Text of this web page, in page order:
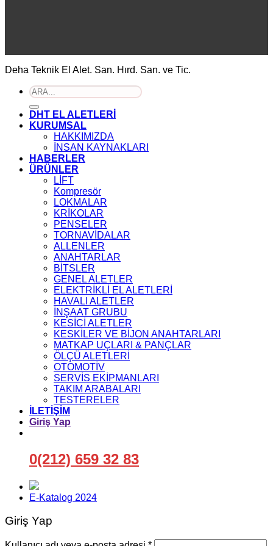
Deha Teknik El Alet. San. Hırd. San. ve Tic.
Ara:
DHT EL ALETLERİ
KURUMSAL
HAKKIMIZDA
İNSAN KAYNAKLARI
HABERLER
ÜRÜNLER
LİFT
Kompresör
LOKMALAR
KRİKOLAR
PENSELER
TORNAVİDALAR
ALLENLER
ANAHTARLAR
BİTSLER
GENEL ALETLER
ELEKTRİKLİ EL ALETLERİ
HAVALI ALETLER
İNŞAAT GRUBU
KESİCİ ALETLER
KESKİLER VE BİJON ANAHTARLARI
MATKAP UÇLARI & PANÇLAR
ÖLÇÜ ALETLERİ
OTOMOTİV
SERVİS EKİPMANLARI
TAKIM ARABALARI
TESTERELER
İLETİŞİM
Giriş Yap
0(212) 659 32 83
E-Katalog 2024
Giriş Yap
Gerekli